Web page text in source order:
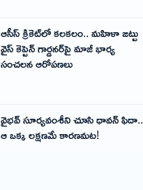
ఆసీస్ క్రికెట్‌లో కలకలం.. మహిళా జట్టు
వైస్ కెప్టెన్ గార్డనర్‌పై మాజీ భార్య
సంచలన ఆరోపణలు
వైభవ్‌ సూర్యవంశీని చూసి ధావన్‌ ఫిదా..
ఆ ఒక్క లక్షణమే కారణమట!